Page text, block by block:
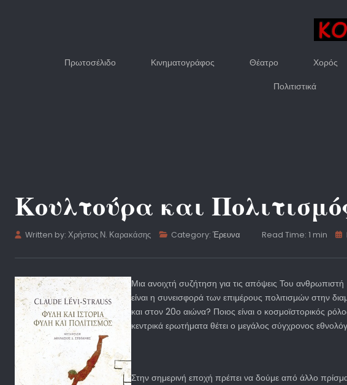
Πρωτοσέλιδο Κινηματογράφος Θέατρο Χορός
Πολιτιστικά
Κουλτούρα και
Written by:Χρήστος Ν. Καρακάσης Category:Έρευνα Read Time: 1 min
Μια ανοιχτή συζήτηση για τις απόψεις Του
είναι η συνεισφορά των επιμέρους πολιτισμών στην
και στον 20ο αιώνα? Ποιος είναι ο κοσμοϊστορικός
κεντρικά ερωτήματα θέτει ο μεγάλος σύγχρονος
Στην σημερινή εποχή πρέπει να δούμε από άλλο